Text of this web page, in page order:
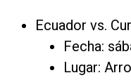
Ecuador vs.
Fecha:
Lugar: